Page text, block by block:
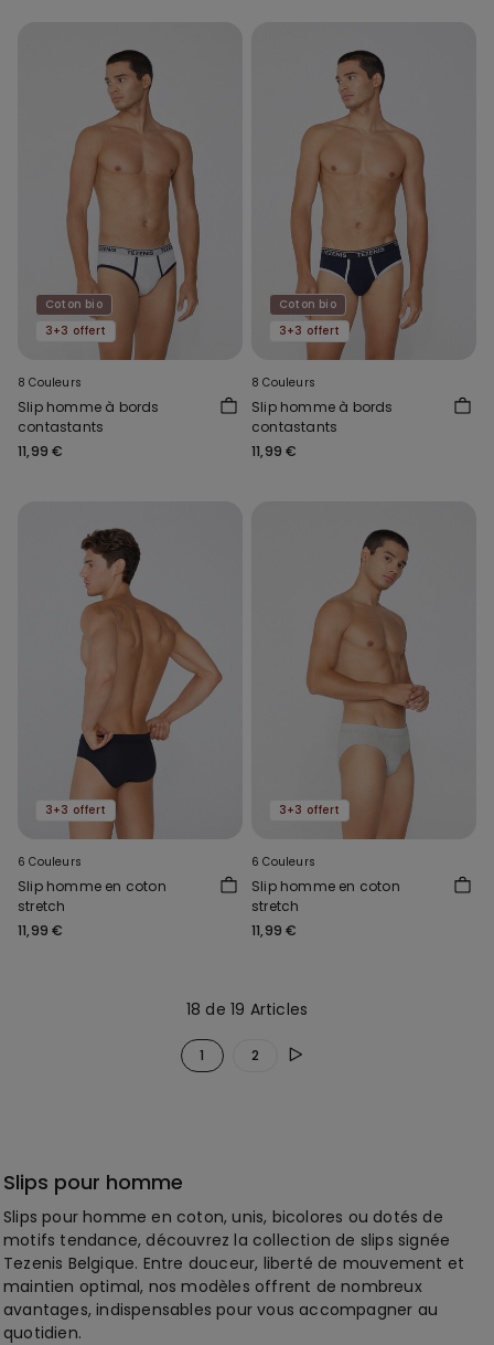
Coton bio
3+3 offert
8 Couleurs
Slip homme à bords
contastants
11,99 €
Coton bio
3+3 offert
8 Couleurs
Slip homme à bords
contastants
11,99 €
3+3 offert
6 Couleurs
Slip homme en coton
stretch
11,99 €
3+3 offert
6 Couleurs
Slip homme en coton
stretch
11,99 €
18 de 19 Articles
1 2
Slips pour homme
Slips pour homme en coton, unis, bicolores ou dotés de
motifs tendance, découvrez la collection de slips signée
Tezenis Belgique. Entre douceur, liberté de mouvement et
maintien optimal, nos modèles offrent de nombreux
avantages, indispensables pour vous accompagner au
quotidien.